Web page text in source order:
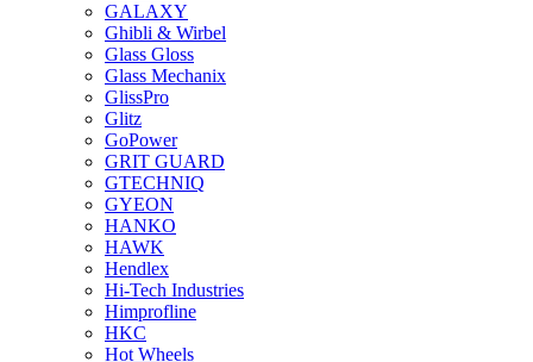
GALAXY
Ghibli & Wirbel
Glass Gloss
Glass Mechanix
GlissPro
Glitz
GoPower
GRIT GUARD
GTECHNIQ
GYEON
HANKO
HAWK
Hendlex
Hi-Tech Industries
Himprofline
HKC
Hot Wheels